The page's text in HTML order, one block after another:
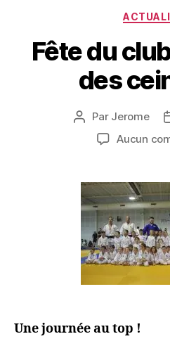
Fête du
des
Par Jerome
Aucun
Une journée au top !